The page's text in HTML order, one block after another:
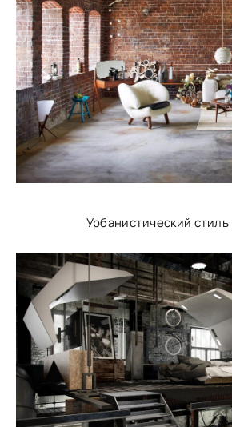
Урбанистический